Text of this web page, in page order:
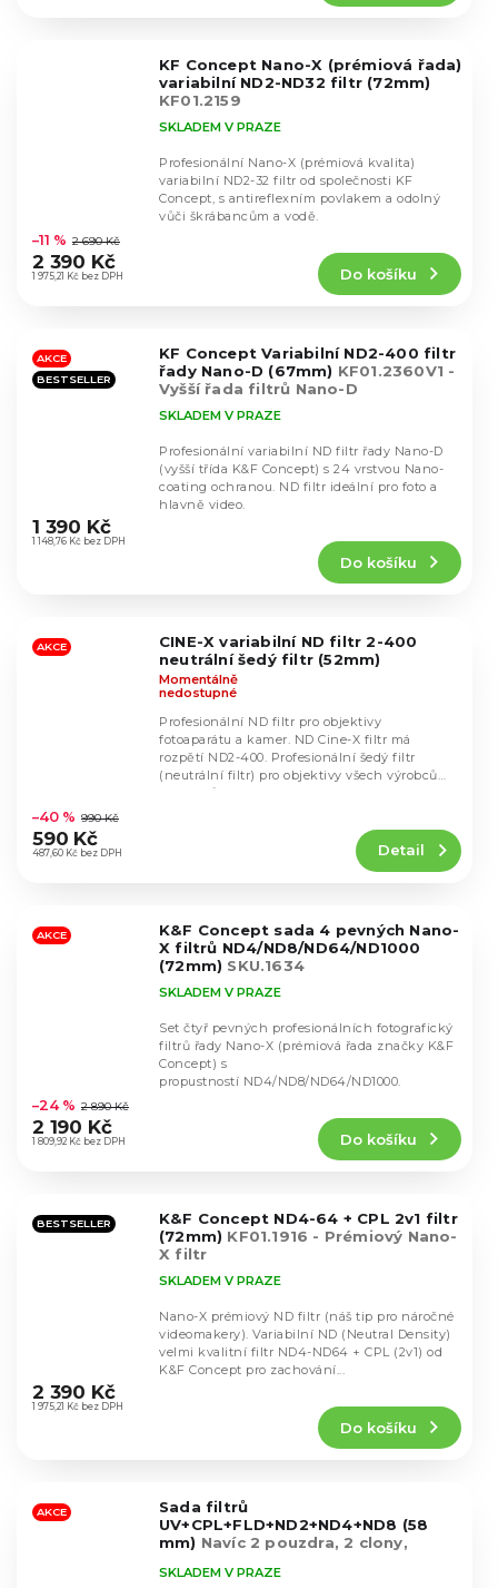
KF Concept Nano-X (prémiová řada)
variabilní ND2-ND32 filtr (72mm)
KF01.2159
hodnocení
produktu
je
hvězdiček.
SKLADEM V PRAZE
1 975,21 Kč bez DPH
–11 % 2 690 Kč
2 390 Kč
Do košíku
Profesionální Nano-X (prémiová kvalita)
variabilní ND2-32 filtr od společnosti KF
Concept, s antireflexním povlakem a odolný
vůči škrábancům a vodě.
AKCE
BESTSELLER
KF Concept Variabilní ND2-400 filtr
řady Nano-D (67mm) KF01.2360V1 -
Vyšší řada filtrů Nano-D
hodnocení
produktu
hvězdiček.
SKLADEM V PRAZE
1 148,76 Kč bez DPH
1 390 Kč
Do košíku
Profesionální variabilní ND filtr řady Nano-D
(vyšší třída K&F Concept) s 24 vrstvou Nano-
coating ochranou. ND filtr ideální pro foto a
hlavně video.
AKCE
CINE-X variabilní ND filtr 2-400
neutrální šedý filtr (52mm)
hodnocení
produktu
je
hvězdiček.
Momentálně
nedostupné
487,60 Kč bez DPH
–40 % 990 Kč
590 Kč Detail
Profesionální ND filtr pro objektivy
fotoaparátu a kamer. ND Cine-X filtr má
rozpětí ND2-400. Profesionální šedý filtr
(neutrální filtr) pro objektivy všech výrobců
objektivů s...
AKCE
K&F Concept sada 4 pevných Nano-
X filtrů ND4/ND8/ND64/ND1000
(72mm) SKU.1634
hodnocení
produktu
je
hvězdiček.
SKLADEM V PRAZE
1 809,92 Kč bez DPH
–24 % 2 890 Kč
2 190 Kč
Do košíku
Set čtyř pevných profesionálních fotografický
filtrů řady Nano-X (prémiová řada značky K&F
Concept) s
propustností ND4/ND8/ND64/ND1000.
BESTSELLER
K&F Concept ND4-64 + CPL 2v1 filtr
(72mm) KF01.1916 - Prémiový Nano-
X filtr
hodnocení
produktu
hvězdiček.
SKLADEM V PRAZE
1 975,21 Kč bez DPH
2 390 Kč
Do košíku
Nano-X prémiový ND filtr (náš tip pro náročné
videomakery). Variabilní ND (Neutral Density)
velmi kvalitní filtr ND4-ND64 + CPL (2v1) od
K&F Concept pro zachování...
AKCE
Sada filtrů
UV+CPL+FLD+ND2+ND4+ND8 (58
mm) Navíc 2 pouzdra, 2 clony,
SKLADEM V PRAZE